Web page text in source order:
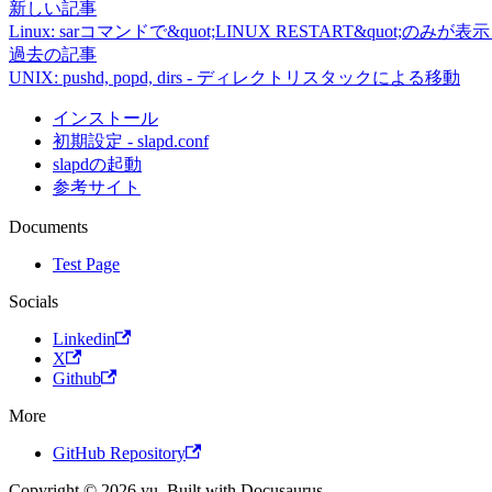
新しい記事
Linux: sarコマンドで&quot;LINUX RESTART&quot;のみが表
過去の記事
UNIX: pushd, popd, dirs - ディレクトリスタックによる移動
インストール
初期設定 - slapd.conf
slapdの起動
参考サイト
Documents
Test Page
Socials
Linkedin
X
Github
More
GitHub Repository